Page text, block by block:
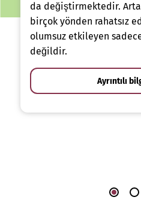
da değiştirmektedir.
birçok yönden rahatsız
olumsuz etkileyen
değildir.
Ayrıntılı